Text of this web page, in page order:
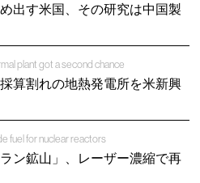
出す米国、その研究は中国製
plant got a second chance
算割れの地熱発電所を米新興
fuel for nuclear reactors
ン鉱山」、レーザー濃縮で再